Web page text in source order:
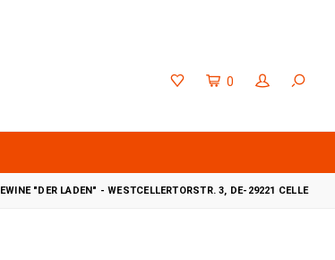
0
EWINE "DER LADEN" - WESTCELLERTORSTR. 3, DE-29221 CELLE